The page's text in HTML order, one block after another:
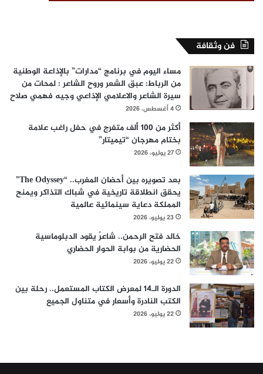
فن وثقافة
مساء اليوم في برنامج “مدارات” بالإذاعة الوطنية
من الرباط: عبق الشعر وروح الشاعر : لمحات من
سيرة الشاعر والاعلامي الإذاعي وجيه فهمي صلاح
4 أغسطس، 2026
أكثر من 100 ألف متفرج في حفل راغب علامة
بختام مهرجان “تيميتار”
27 يوليو، 2026
بعد تصويره بين أحضان المغرب.. “The Odyssey”
يحقق انطلاقة تاريخية في شباك التذاكر ويمنح
المملكة دعاية سينمائية عالمية
23 يوليو، 2026
خالد فتح الرحمن.. شاعرٌ يقود الدبلوماسية
الحضارية من بوابة الحوار الحضاري
22 يوليو، 2026
الدورة الـ14 لمعرض الكتاب المستعمل.. رحلة بين
الكتب النادرة وأسعار في متناول الجميع
22 يوليو، 2026